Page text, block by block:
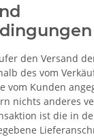
den Versand
des vom
vom Kunden
nichts anderes
ist die in